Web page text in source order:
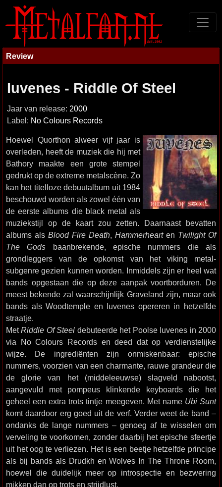
Review
Iuvenes - Riddle Of Steel
Jaar van release: 2000
Label: No Colours Records
Hoewel Quorthon alweer vijf jaar is
overleden, heeft de muziek die hij met
Bathory maakte een grote stempel
gedrukt op de extreme metalscène. Zo
kan het titelloze debuutalbum uit 1984
beschouwd worden als zowel één van
de eerste albums die black metal als
muziekstijl op de kaart zou zetten. Daarnaast bevatten
albums als Blood Fire Death, Hammerhearten Twilight Of
The Gods baanbrekende, epische nummers die als
grondleggers van de opkomst van het viking metal-
subgenre gezien kunnen worden. Inmiddels zijn er heel wat
bands opgestaan die op deze aanpak voortborduren. De
meest bekende zal waarschijnlijk Graveland zijn, maar ook
bands als Woodtemple en Iuvenes opereren in hetzelfde
straatje.
MetRiddle Of Steel debuteerde het Poolse Iuvenes in 2000
via No Colours Records en deed dat op verdienstelijke
wijze. De ingrediënten zijn onmiskenbaar: epische
nummers, voorzien van een charmante, rauwe grandeur die
de glorie van het (middeleeuwse) slagveld nabootst,
aangevuld met pompeus klinkende keyboards die het
geheel een extra trots tintje meegeven. Met name Ubi Sunt
komt daardoor erg goed uit de verf. Verder weet de band –
ondanks de lange nummers – genoeg af te wisselen om
verveling te voorkomen, zonder daarbij het epische sfeertje
uit het oog te verliezen. Het is een beetje hetzelfde principe
als bij bands als Drudkh en Wolves In The Throne Room,
hoewel die duidelijk meer op introspectie en bezwering
mikken dan op trots en strijdlust.